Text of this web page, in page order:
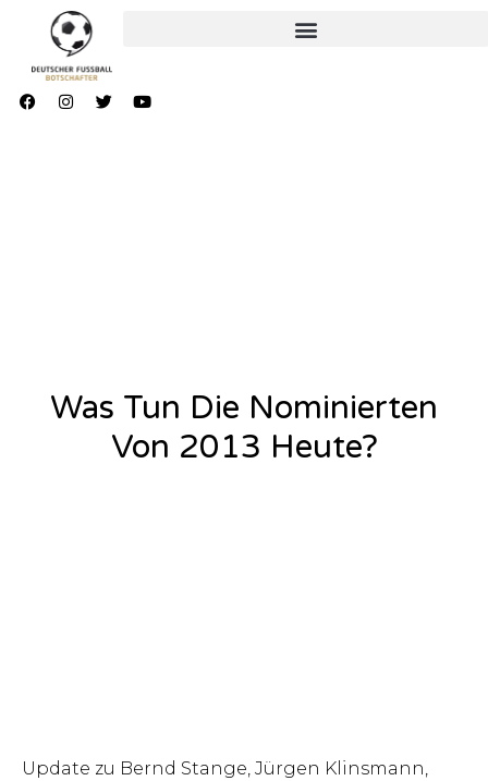
Was Tun Die Nominierten
Von 2013 Heute?
Update zu Bernd Stange, Jürgen Klinsmann,